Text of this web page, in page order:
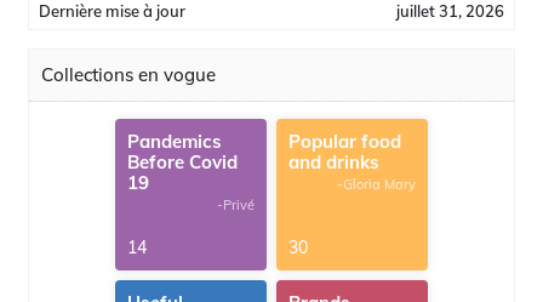
Dernière mise à jour juillet 31, 2026
Collections en vogue
Pandemics
Before Covid
19
-Privé
14
Popular food
and drinks
-Gloria Mary
30